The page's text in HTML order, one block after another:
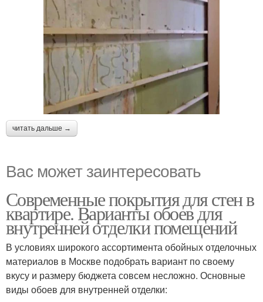
читать дальше →
Вас может заинтересовать
Современные покрытия для стен в
квартире. Варианты обоев для
внутренней отделки помещений
В условиях широкого ассортимента обойных отделочных
материалов в Москве подобрать вариант по своему
вкусу и размеру бюджета совсем несложно. Основные
виды обоев для внутренней отделки: